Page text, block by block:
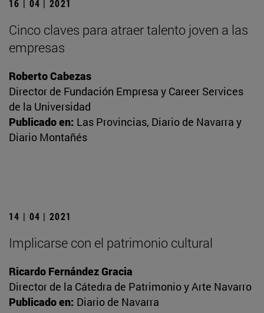
16 | 04 | 2021
Cinco claves para atraer talento joven a las
empresas
Roberto Cabezas
Director de Fundación Empresa y Career Services
de la Universidad
Publicado en: Las Provincias, Diario de Navarra y
Diario Montañés
14 | 04 | 2021
Implicarse con el patrimonio cultural
Ricardo Fernández Gracia
Director de la Cátedra de Patrimonio y Arte Navarro
Publicado en: Diario de Navarra